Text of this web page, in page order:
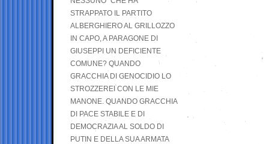
STRAPPATO IL PARTITO
ALBERGHIERO AL GRILLOZZO
IN CAPO, A PARAGONE DI
GIUSEPPI UN DEFICIENTE
COMUNE? QUANDO
GRACCHIA DI GENOCIDIO LO
STROZZEREI CON LE MIE
MANONE. QUANDO GRACCHIA
DI PACE STABILE E DI
DEMOCRAZIA AL SOLDO DI
PUTIN E DELLA SUA ARMATA